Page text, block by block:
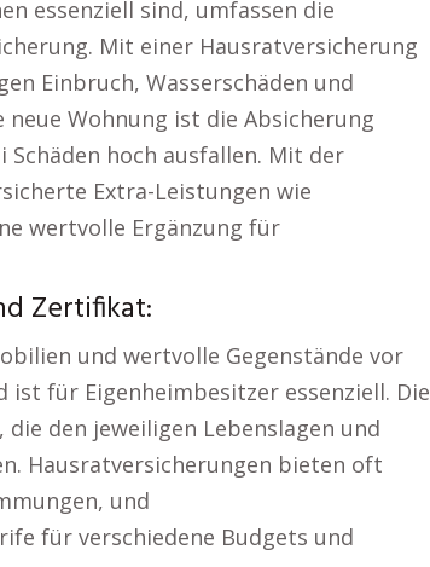
essenziell sind, umfassen die
Mit einer Hausratversicherung
Einbruch, Wasserschäden und
Wohnung ist die Absicherung
hoch ausfallen. Mit der
Extra-Leistungen wie
wertvolle Ergänzung für
Zertifikat:
und wertvolle Gegenstände vor
ist für Eigenheimbesitzer essenziell. Die
den jeweiligen Lebenslagen und
Hausratversicherungen bieten oft
und
für verschiedene Budgets und